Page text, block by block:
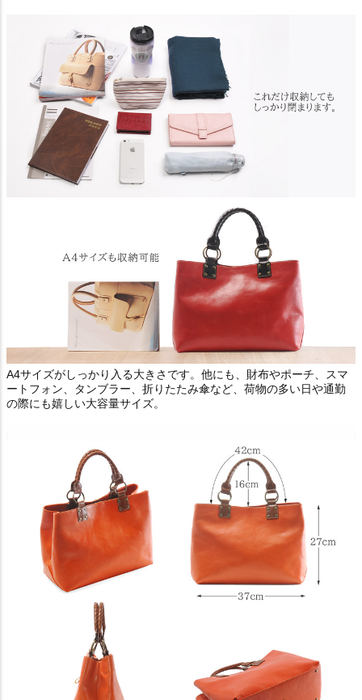
A4サイズがしっかり入る大きさです。他にも、財布やポーチ、スマ
ートフォン、タンブラー、折りたたみ傘など、荷物の多い日や通勤
の際にも嬉しい大容量サイズ。